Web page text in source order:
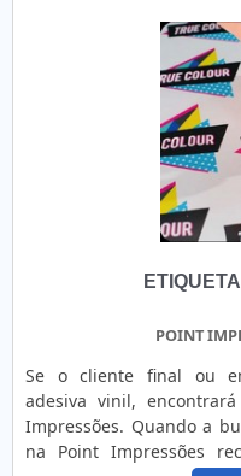
numeração
específicos, atendendo
cliente. Ao combinar
etiquetas não
identificação, mas
sofisticação e valor
produto e fortalecendo a
POINT
Se o cliente final ou
adesiva vinil,
Impressões. Quando a
na Point Impressões